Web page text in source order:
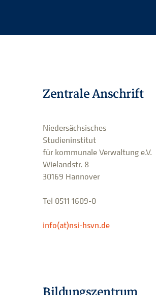
Zentrale Anschrift
Niedersächsisches
Studieninstitut
für kommunale Verwaltung e.V.
Wielandstr. 8
30169 Hannover
Tel 0511 1609-0
info(at)nsi-hsvn.de